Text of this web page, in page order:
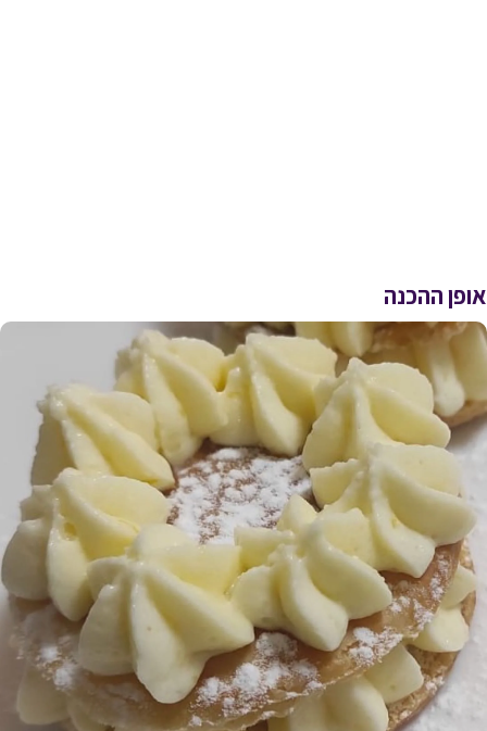
אופן ההכנה